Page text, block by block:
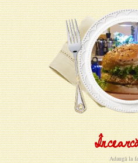
să vă inspir și pe voi
Adaugă la